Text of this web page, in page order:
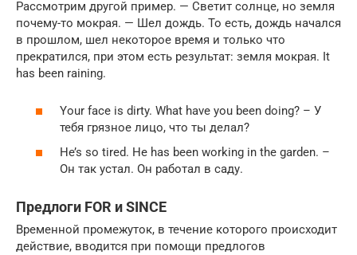
Рассмотрим другой пример. — Светит солнце, но земля
почему-то мокрая. — Шел дождь. То есть, дождь начался
в прошлом, шел некоторое время и только что
прекратился, при этом есть результат: земля мокрая. It
has been raining.
Your face is dirty. What have you been doing? – У
тебя грязное лицо, что ты делал?
He’s so tired. He has been working in the garden. –
Он так устал. Он работал в саду.
Предлоги FOR и SINCE
Временной промежуток, в течение которого происходит
действие, вводится при помощи предлогов